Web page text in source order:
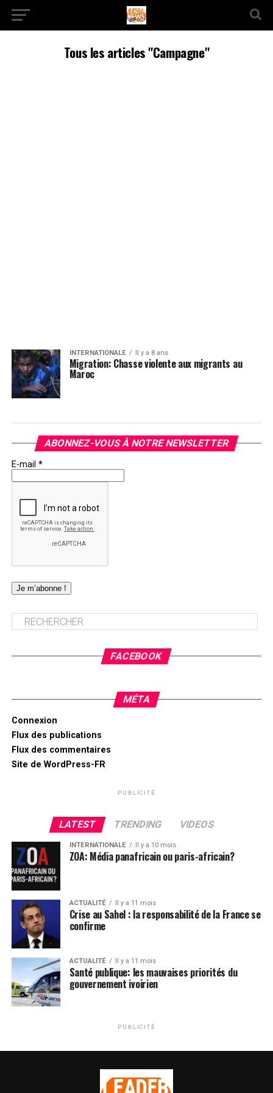
Tous les articles "Campagne"
INTERNATIONALE Il y a 8 ans
Migration: Chasse violente aux migrants au
Maroc
ABONNEZ-VOUS À NOTRE NEWSLETTER
E-mail *
FACEBOOK
MÉTA
Connexion
Flux des publications
Flux des commentaires
Site de WordPress-FR
PUBLICITÉ
LATEST TRENDING VIDEOS
INTERNATIONALE Il y a 10 mois
ZOA: Média panafricain ou paris-africain?
ACTUALITÉ Il y a 11 mois
Crise au Sahel : la responsabilité de la France se
confirme
ACTUALITÉ Il y a 11 mois
Santé publique: les mauvaises priorités du
gouvernement ivoirien
PUBLICITÉ